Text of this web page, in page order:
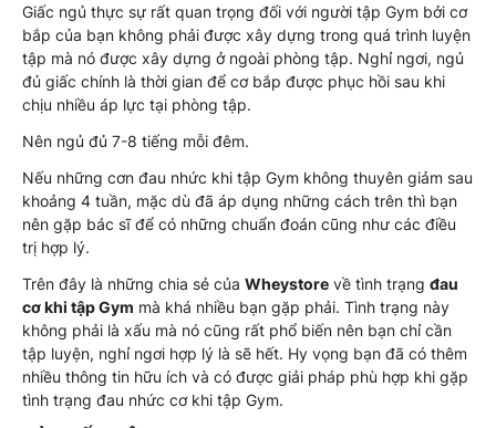
Giấc ngủ thực sự rất quan trọng đối với người tập Gym bởi cơ
bắp của bạn không phải được xây dựng trong quá trình luyện
tập mà nó được xây dựng ở ngoài phòng tập. Nghỉ ngơi, ngủ
đủ giấc chính là thời gian để cơ bắp được phục hồi sau khi
chịu nhiều áp lực tại phòng tập.
Nên ngủ đủ 7-8 tiếng mỗi đêm.
Nếu những cơn đau nhức khi tập Gym không thuyên giảm sau
khoảng 4 tuần, mặc dù đã áp dụng những cách trên thì bạn
nên gặp bác sĩ để có những chuẩn đoán cũng như các điều
trị hợp lý.
Trên đây là những chia sẻ của Wheystore về tình trạng đau
cơ khi tập Gym mà khá nhiều bạn gặp phải. Tình trạng này
không phải là xấu mà nó cũng rất phổ biến nên bạn chỉ cần
tập luyện, nghỉ ngơi hợp lý là sẽ hết. Hy vọng bạn đã có thêm
nhiều thông tin hữu ích và có được giải pháp phù hợp khi gặp
tình trạng đau nhức cơ khi tập Gym.